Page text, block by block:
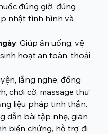
đúng giờ, đúng
nhật tình hình và
: Giúp ăn uống, vệ
hoạt an toàn, thoải
lắng nghe, đồng
chơi cờ, massage thư
liệu pháp tinh thần.
dẫn bài tập nhẹ, giãn
biến chứng, hỗ trợ đi